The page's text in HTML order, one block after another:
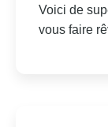
Voici de
vous faire